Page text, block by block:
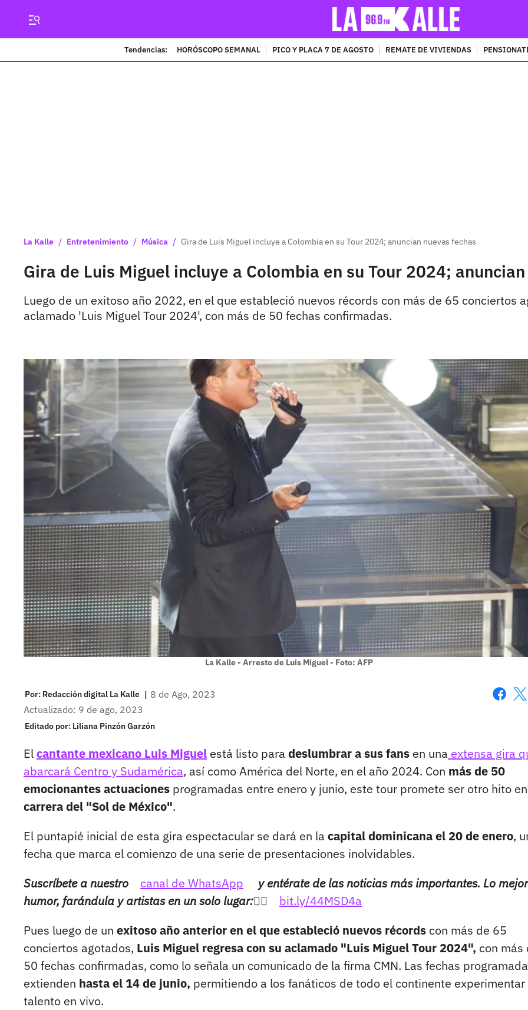
Tendencias: HORÓSCOPO SEMANAL PICO Y PLACA 7 DE AGOSTO REMATE DE VIVIENDAS
La Kalle / Entretenimiento / Música / Gira de Luis Miguel incluye a Colombia en su Tour 2024; anuncian nuevas fechas
Gira de Luis Miguel incluye a Colombia en su Tour 2024;
Luego de un exitoso año 2022, en el que estableció nuevos récords con más de 65 conciertos
aclamado 'Luis Miguel Tour 2024', con más de 50 fechas confirmadas.
La Kalle - Arresto de Luis Miguel - Foto: AFP
Por: Redacción digital La Kalle | 8 de Ago, 2023
Actualizado: 9 de ago, 2023
Editado por: Liliana Pinzón Garzón
Elcantante mexicano Luis Miguel está listo para deslumbrar a sus fans en una extensa gira
abarcará Centro y Sudamérica, así como América del Norte, en el año 2024. Con más de 50
emocionantes actuaciones programadas entre enero y junio, este tour promete ser otro hito
carrera del "Sol de México".
El puntapié inicial de esta gira espectacular se dará en la capital dominicana el 20 de enero,
fecha que marca el comienzo de una serie de presentaciones inolvidables.
Suscríbete a nuestro
canal de WhatsApp
y entérate de las noticias más importantes. Lo
humor, farándula y artistas en un solo lugar:👉🏻
bit.ly/44MSD4a
Pues luego de un exitoso año anterior en el que estableció nuevos récords con más de 65
conciertos agotados, Luis Miguel regresa con su aclamado "Luis Miguel Tour 2024", con más
50 fechas confirmadas, como lo señala un comunicado de la firma CMN. Las fechas
extienden hasta el 14 de junio, permitiendo a los fanáticos de todo el continente experimentar
talento en vivo.